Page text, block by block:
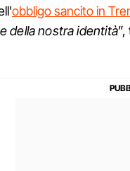
obbligo sancito in
della nostra identità